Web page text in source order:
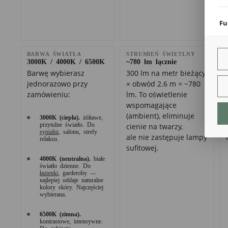
BARWA ŚWIATŁA
3000K / 4000K / 6500K
Barwę wybierasz
jednorazowo przy
zamówieniu:
3000K (ciepła).
żółtawe,
przytulne światło. Do
sypialni , salonu, strefy
relaksu.
4000K (neutralna).
białe
światło dzienne. Do
łazienki , garderoby —
najlepiej oddaje naturalne
kolory skóry. Najczęściej
wybierana.
6500K (zimna).
kontrastowe, intensywne.
STRUMIEŃ ŚWIETLNY
~780 lm łącznie
300 lm na metr bieżący
× obwód 2.6 m = ~780
lm. To oświetlenie
wspomagające
(ambient), eliminuje
cienie na twarzy,
ale nie zastępuje lampy
sufitowej.